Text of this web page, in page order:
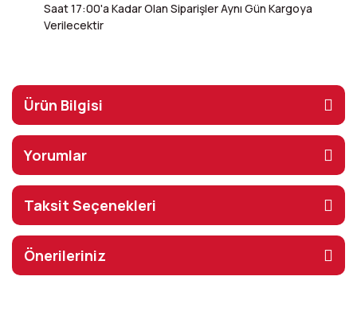
Saat 17:00'a Kadar Olan Siparişler Aynı Gün Kargoya
Verilecektir
Ürün Bilgisi
Yorumlar
Taksit Seçenekleri
Önerileriniz